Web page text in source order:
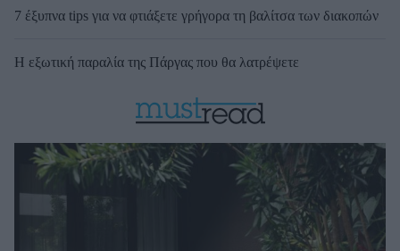
7 έξυπνα tips για να φτιάξετε γρήγορα τη βαλίτσα των διακοπών
Η εξωτική παραλία της Πάργας που θα λατρέψετε